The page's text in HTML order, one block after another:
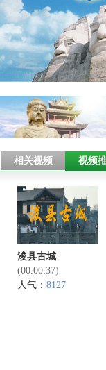
相关视频 视频
浚县古城
(00:00:37)
人气： 8127